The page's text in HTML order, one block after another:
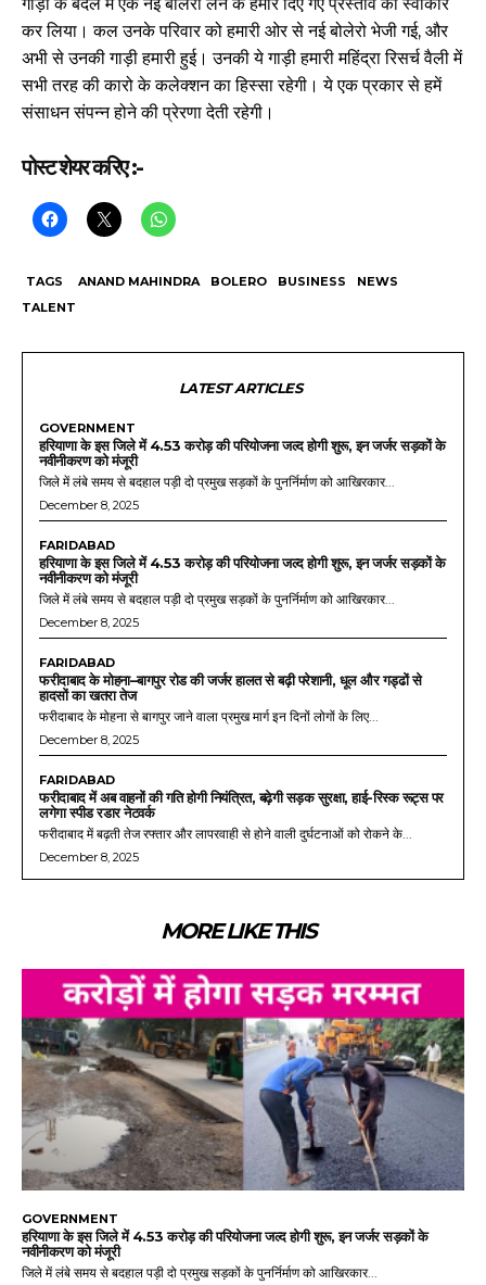
कर लिया। कल उनके परिवार को हमारी ओर से नई बोलेरो भेजी गई, और
अभी से उनकी गाड़ी हमारी हुई। उनकी ये गाड़ी हमारी महिंद्रा रिसर्च वैली में
सभी तरह की कारो के कलेक्शन का हिस्सा रहेगी। ये एक प्रकार से हमें
संसाधन संपन्न होने की प्रेरणा देती रहेगी।
पोस्ट शेयर करिए :-
TAGS ANAND MAHINDRA BOLERO BUSINESS
NEWS
TALENT
LATEST ARTICLES
GOVERNMENT
हरियाणा के इस जिले में 4.53 करोड़ की परियोजना जल्द होगी शुरू, इन जर्जर सड़कों के
नवीनीकरण को मंजूरी
जिले में लंबे समय से बदहाल पड़ी दो प्रमुख सड़कों के पुनर्निर्माण को आखिरकार...
December 8, 2025
FARIDABAD
हरियाणा के इस जिले में 4.53 करोड़ की परियोजना जल्द होगी शुरू, इन जर्जर सड़कों के
नवीनीकरण को मंजूरी
जिले में लंबे समय से बदहाल पड़ी दो प्रमुख सड़कों के पुनर्निर्माण को आखिरकार...
December 8, 2025
FARIDABAD
फरीदाबाद के मोहना–बागपुर रोड की जर्जर हालत से बढ़ी परेशानी, धूल और गड्ढों से
हादसों का खतरा तेज
फरीदाबाद के मोहना से बागपुर जाने वाला प्रमुख मार्ग इन दिनों लोगों के लिए...
December 8, 2025
FARIDABAD
फरीदाबाद में अब वाहनों की गति होगी नियंत्रित, बढ़ेगी सड़क सुरक्षा, हाई-रिस्क रूट्स पर
लगेगा स्पीड रडार नेटवर्क
फरीदाबाद में बढ़ती तेज रफ्तार और लापरवाही से होने वाली दुर्घटनाओं को रोकने के...
December 8, 2025
MORE LIKE THIS
GOVERNMENT
हरियाणा के इस जिले में 4.53 करोड़ की परियोजना जल्द होगी शुरू, इन जर्जर सड़कों के
नवीनीकरण को मंजूरी
जिले में लंबे समय से बदहाल पड़ी दो प्रमुख सड़कों के पुनर्निर्माण को आखिरकार...